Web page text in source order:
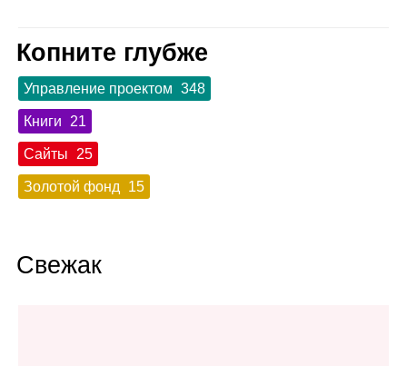
Копните глубже
Управление проектом 348
Книги 21
Сайты 25
Золотой фонд 15
Свежак